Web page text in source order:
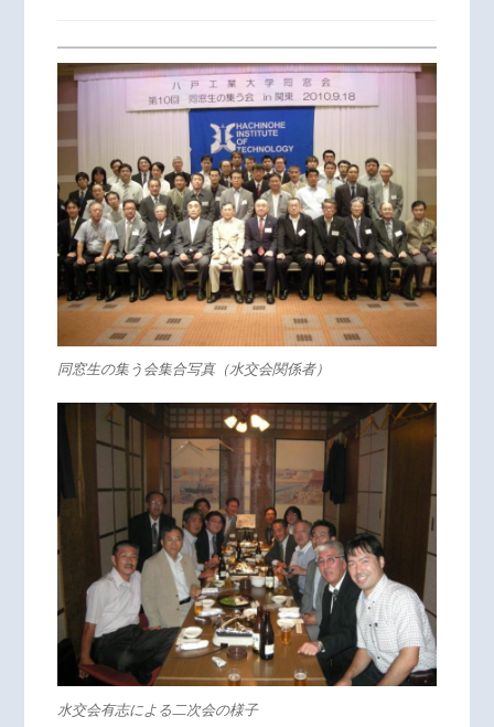
同窓生の集う会集合写真（水交会関係者）
水交会有志による二次会の様子